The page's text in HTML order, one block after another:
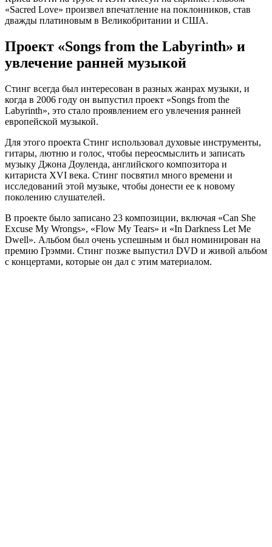
«Sacred Love» произвел впечатление на поклонников, став
дважды платиновым в Великобритании и США.
Проект «Songs from the Labyrinth» и
увлечение ранней музыкой
Стинг всегда был интересован в разных жанрах музыки, и
когда в 2006 году он выпустил проект «Songs from the
Labyrinth», это стало проявлением его увлечения ранней
европейской музыкой.
Для этого проекта Стинг использовал духовые инструменты,
гитары, лютню и голос, чтобы переосмыслить и записать
музыку Джона Доуленда, английского композитора и
китариста XVI века. Стинг посвятил много времени и
исследований этой музыке, чтобы донести ее к новому
поколению слушателей.
В проекте было записано 23 композиции, включая «Can She
Excuse My Wrongs», «Flow My Tears» и «In Darkness Let Me
Dwell». Альбом был очень успешным и был номинирован на
премию Грэмми. Стинг позже выпустил DVD и живой альбом
с концертами, которые он дал с этим материалом.